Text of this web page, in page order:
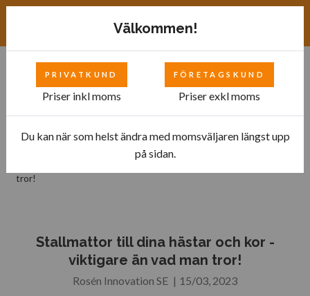
Stallmattor till dina hästar och kor - viktigare än vad man
tror!
Stallmattor till dina hästar och kor -
viktigare än vad man tror!
Rosén Innovation SE | 15/03, 2023
Välkommen!
PRIVATKUND
Priser inkl moms
FÖRETAGSKUND
Priser exkl moms
Du kan när som helst ändra med momsväljaren längst upp
på sidan.